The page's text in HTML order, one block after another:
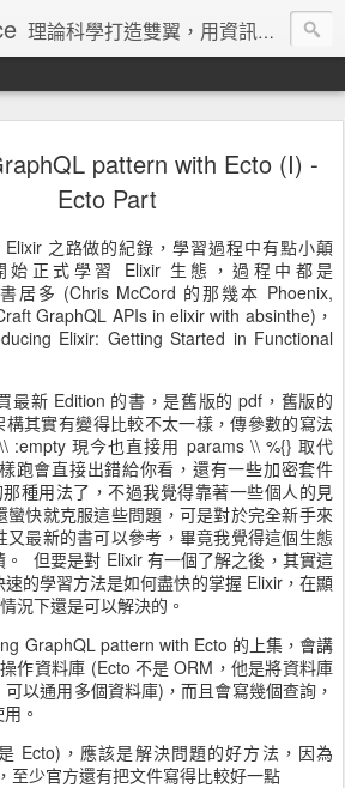
理論科學打造雙翼，用資訊技術飛向藍天
pattern with Ecto (I) -
Ecto Part
之路做的紀錄，學習過程中有點小顛
始正式學習 Elixir 生態，過程中都是
居多 (Chris McCord 的那幾本 Phoenix,
GraphQL APIs in elixir with absinthe)，
Elixir: Getting Started in Functional
最新 Edition 的書，是舊版的 pdf，舊版的
其實有變得比較不太一樣，傳參數的寫法
:empty 現今也直接用 params \\ %{} 取代
跑會直接出錯給你看，還有一些加密套件
種用法了，不過我覺得靠著一些個人的見
快就克服這些問題，可是對於完全新手來
最新的書可以參考，畢竟我覺得這個生態
。 但要是對 Elixir 有一個了解之後，其實這
的學習方法是如何盡快的掌握 Elixir，在顯
況下還是可以解決的。
GraphQL pattern with Ecto 的上集，會講
作資料庫 (Ecto 不是 ORM，他是將資料庫
以通用多個資料庫)，而且會寫幾個查詢，
。
Ecto)，應該是解決問題的好方法，因為
至少官方還有把文件寫得比較好一點